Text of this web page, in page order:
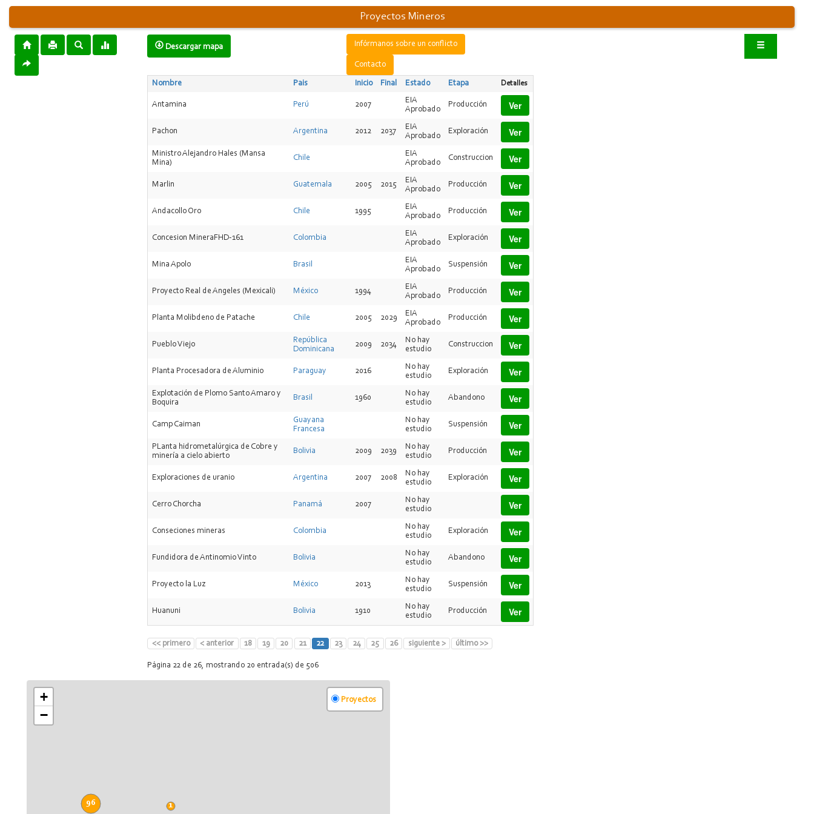
Proyectos Mineros
Descargar mapa Infórmanos sobre un conflicto
Contacto
Nombre Pais Inicio Final Estado Etapa Detalles
Antamina Perú 2007
EIA
Aprobado
Producción Ver
Pachon Argentina 2012 2037
EIA
Aprobado
Exploración Ver
Ministro Alejandro Hales (Mansa
Mina)
Chile
EIA
Aprobado
Construccion Ver
Marlin Guatemala 2005 2015
EIA
Aprobado
Producción Ver
Andacollo Oro Chile 1995
EIA
Aprobado
Producción Ver
Concesion MineraFHD-161 Colombia
EIA
Aprobado
Exploración Ver
Mina Apolo Brasil
EIA
Aprobado
Suspensión Ver
Proyecto Real de Angeles (Mexicali) México 1994
EIA
Aprobado
Producción Ver
Planta Molibdeno de Patache Chile 2005 2029
EIA
Aprobado
Producción Ver
Pueblo Viejo
República
Dominicana
2009 2034
No hay
estudio
Construccion Ver
Planta Procesadora de Aluminio Paraguay 2016
No hay
estudio
Exploración Ver
Explotación de Plomo Santo Amaro y
Boquira
Brasil 1960
No hay
estudio
Abandono Ver
Camp Caiman
Guayana
Francesa
No hay
estudio
Suspensión Ver
PLanta hidrometalúrgica de Cobre y
minería a cielo abierto
Bolivia 2009 2039
No hay
estudio
Producción Ver
Exploraciones de uranio Argentina 2007 2008
No hay
estudio
Exploración Ver
Cerro Chorcha Panamá 2007
No hay
estudio
Ver
Conseciones mineras Colombia
No hay
estudio
Exploración Ver
Fundidora de Antinomio Vinto Bolivia
No hay
estudio
Abandono Ver
Proyecto la Luz México 2013
No hay
estudio
Suspensión Ver
Huanuni Bolivia 1910
No hay
estudio
Producción Ver
<< primero < anterior 18 19 20 21 22 23 24 25 26 siguiente > último >>
Página 22 de 26, mostrando 20 entrada(s) de 506
1
96
+
−
Proyectos